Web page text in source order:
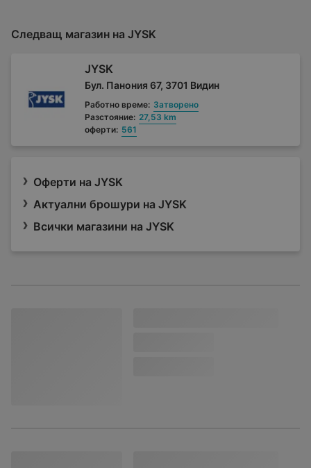
Следващ магазин на JYSK
JYSK
Бул. Панония 67, 3701 Видин
Работно време: Затворено
Разстояние: 27,53 km
оферти: 561
Оферти на JYSK
Актуални брошури на JYSK
Всички магазини на JYSK